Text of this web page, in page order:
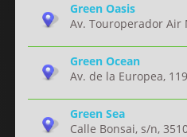
Green Oasis
Av. Touroperador
Green Ocean
Av. de la Europea,
Green Sea
Calle Bonsai, s/n,